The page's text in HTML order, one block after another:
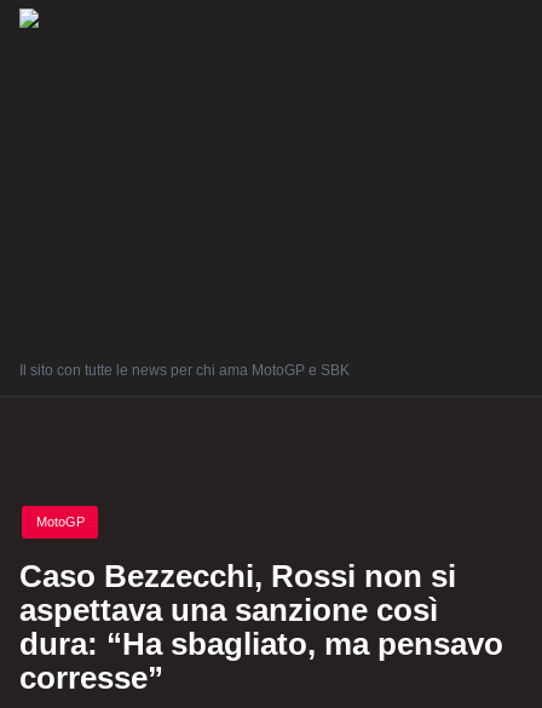
Il sito con tutte le news per chi ama MotoGP e SBK
Posted
in
MotoGP
Caso Bezzecchi, Rossi non si
aspettava una sanzione così
dura: “Ha sbagliato, ma pensavo
corresse”